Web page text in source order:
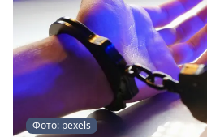
Фото: pexels